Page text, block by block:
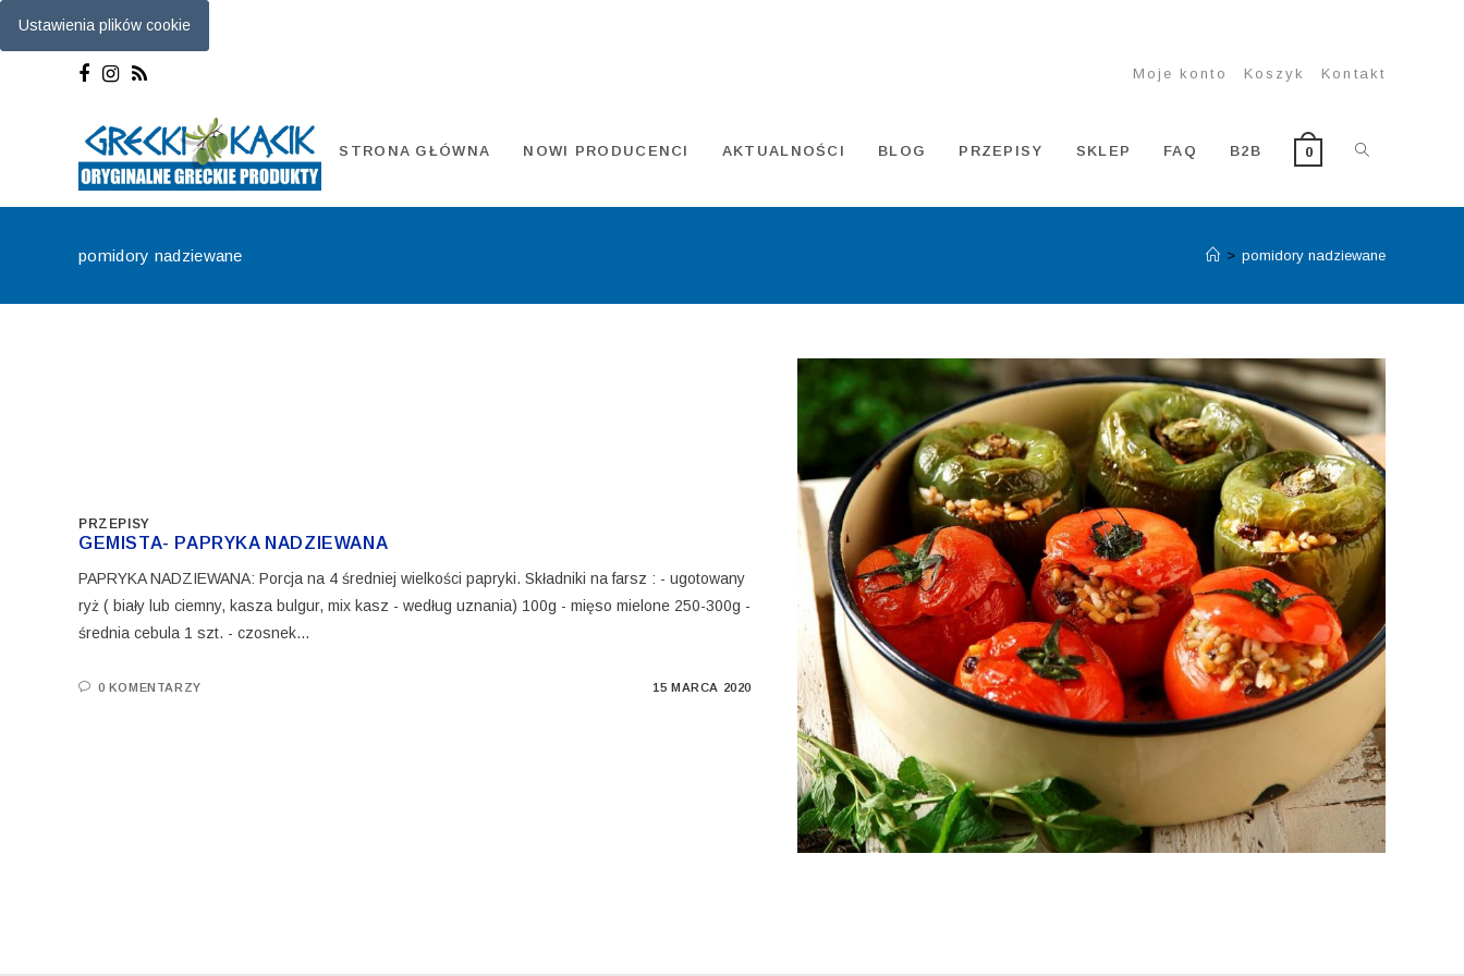
Ustawienia plików cookie
Moje konto Koszyk Kontakt
STRONA GŁÓWNA NOWI PRODUCENCI AKTUALNOŚCI BLOG PRZEPISY SKLEP FAQ B2B 0 TOGGLE
WEBSITE
SEARCH
pomidory nadziewane > pomidory nadziewane
PRZEPISY
GEMISTA- PAPRYKA NADZIEWANA
PAPRYKA NADZIEWANA: Porcja na 4 średniej wielkości papryki. Składniki na farsz : - ugotowany
ryż ( biały lub ciemny, kasza bulgur, mix kasz - według uznania) 100g - mięso mielone 250-300g -
średnia cebula 1 szt. - czosnek…
0 KOMENTARZY 15 MARCA 2020